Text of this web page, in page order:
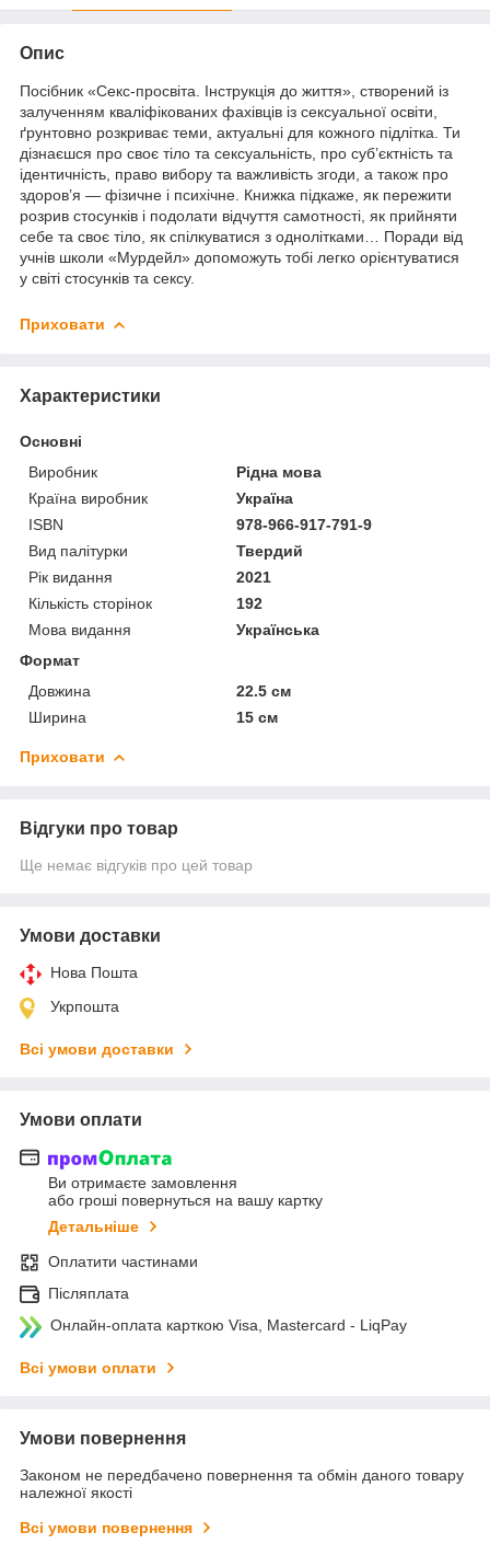
Опис
Посібник «Секс-просвіта. Інструкція до життя», створений із
залученням кваліфікованих фахівців із сексуальної освіти,
ґрунтовно розкриває теми, актуальні для кожного підлітка. Ти
дізнаєшся про своє тіло та сексуальність, про суб’єктність та
ідентичність, право вибору та важливість згоди, а також про
здоров’я — фізичне і психічне. Книжка підкаже, як пережити
розрив стосунків і подолати відчуття самотності, як прийняти
себе та своє тіло, як спілкуватися з однолітками… Поради від
учнів школи «Мурдейл» допоможуть тобі легко орієнтуватися
у світі стосунків та сексу.
Приховати
Характеристики
Основні
Виробник
Рідна мова
Країна виробник
Україна
ISBN
978-966-917-791-9
Вид палітурки
Твердий
Рік видання
2021
Кількість сторінок
192
Мова видання
Українська
Формат
Довжина
22.5 см
Ширина
15 см
Приховати
Відгуки про товар
Ще немає відгуків про цей товар
Умови доставки
Нова Пошта
Укрпошта
Всі умови доставки
Умови оплати
Ви отримаєте замовлення
або гроші повернуться на вашу картку
Детальніше
Оплатити частинами
Післяплата
Онлайн-оплата карткою Visa, Mastercard - LiqPay
Всі умови оплати
Умови повернення
Законом не передбачено повернення та обмін даного товару
належної якості
Всі умови повернення